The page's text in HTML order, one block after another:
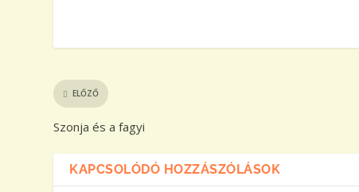
ELŐZŐ
Szonja és a fagyi
KAPCSOLÓDÓ HOZZÁSZÓLÁSOK